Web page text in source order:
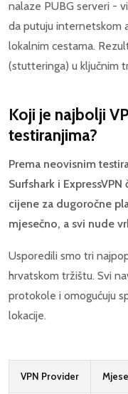
nalaze PUBG serveri -
da putuju internetskom
lokalnim cestama.
(stutteringa) u ključnim
Koji je najbolji
testiranjima?
Prema neovisnim
Surfshark i
cijene za dugoročne
mjesečno, a svi nude
Usporedili smo tri
hrvatskom tržištu. Svi
protokole i omogućuju
lokacije.
VPN Provider